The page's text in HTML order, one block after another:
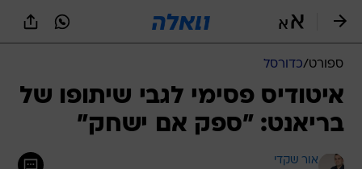
ספורט/כדורסל
איטודיס פסימי לגבי שיתופו של
בריאנט: "ספק אם ישחק"
אור שקדי